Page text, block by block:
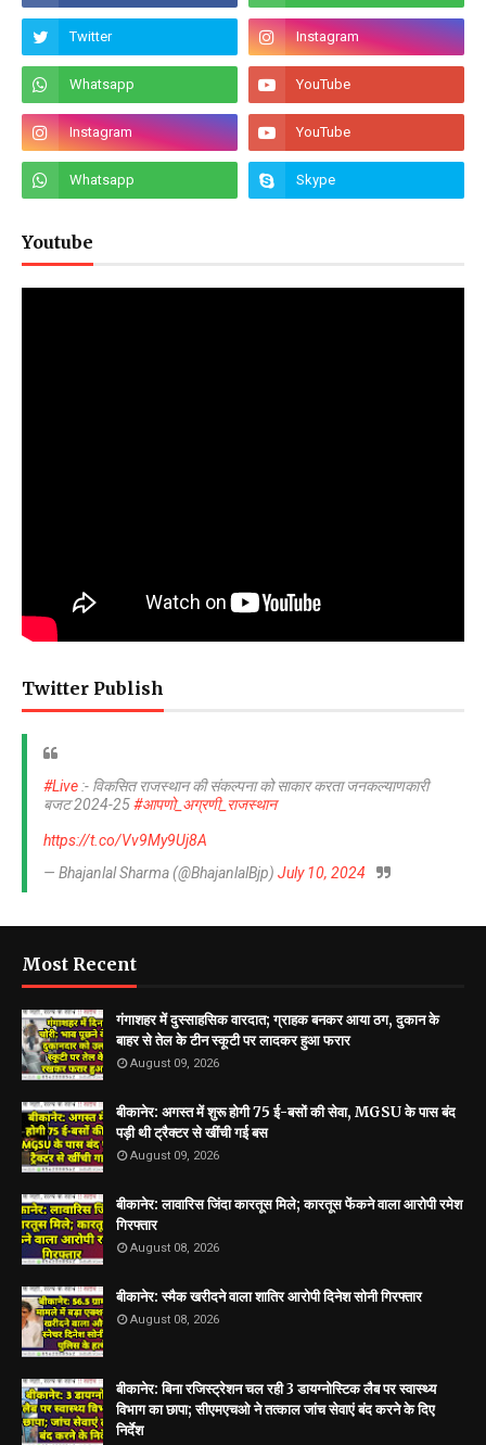
Youtube
Twitter Publish
#Live :- विकसित राजस्थान की संकल्पना को साकार करता जनकल्याणकारी
बजट 2024-25#आपणो_अग्रणी_राजस्थान
https://t.co/Vv9My9Uj8A
— Bhajanlal Sharma (@BhajanlalBjp) July 10, 2024
Most Recent
गंगाशहर में दुस्साहसिक वारदात; ग्राहक बनकर आया ठग, दुकान के
बाहर से तेल के टीन स्कूटी पर लादकर हुआ फरार
August 09, 2026
बीकानेर: अगस्त में शुरू होगी 75 ई-बसों की सेवा, MGSU के पास बंद
पड़ी थी ट्रैक्टर से खींची गई बस
August 09, 2026
बीकानेर: लावारिस जिंदा कारतूस मिले; कारतूस फेंकने वाला आरोपी रमेश
गिरफ्तार
August 08, 2026
बीकानेर: स्मैक खरीदने वाला शातिर आरोपी दिनेश सोनी गिरफ्तार
August 08, 2026
बीकानेर: बिना रजिस्ट्रेशन चल रही 3 डायग्नोस्टिक लैब पर स्वास्थ्य
विभाग का छापा; सीएमएचओ ने तत्काल जांच सेवाएं बंद करने के दिए
निर्देश